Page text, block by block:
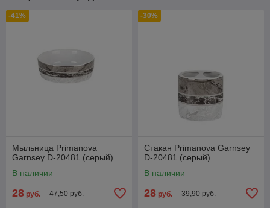
-41%
Мыльница Primanova
Garnsey D-20481 (серый)
В наличии
28 руб. 47,50 руб.
-30%
Стакан Primanova Garnsey
D-20481 (серый)
В наличии
28 руб. 39,90 руб.